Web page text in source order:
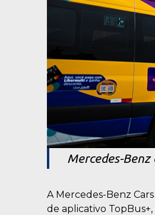
Mercedes-
A Mercedes-Benz
de aplicativo